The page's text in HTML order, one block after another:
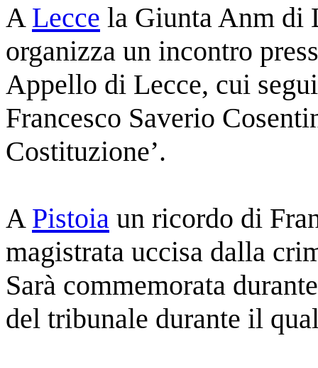
A Lecce la Giunta Anm di
organizza un incontro
Appello di Lecce, cui
Francesco Saverio
Costituzione’.
A Pistoia un ricordo di
magistrata uccisa dalla
Sarà commemorata
del tribunale durante il